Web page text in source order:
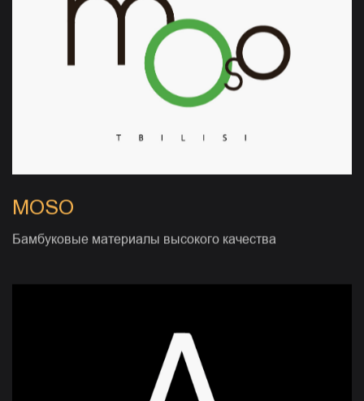
MOSO
Бамбуковые материалы высокого качества